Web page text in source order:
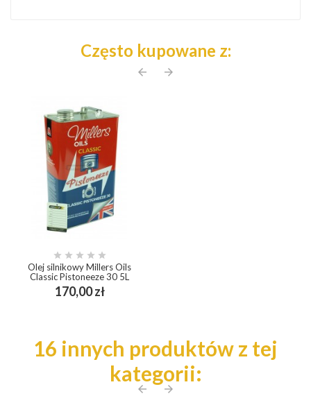
Często kupowane z:
arrow_back arrow_forward
    
Olej silnikowy Millers Oils
Classic Pistoneeze 30 5L
170,00 złCena
16 innych produktów z tej
kategorii:
arrow_back arrow_forward